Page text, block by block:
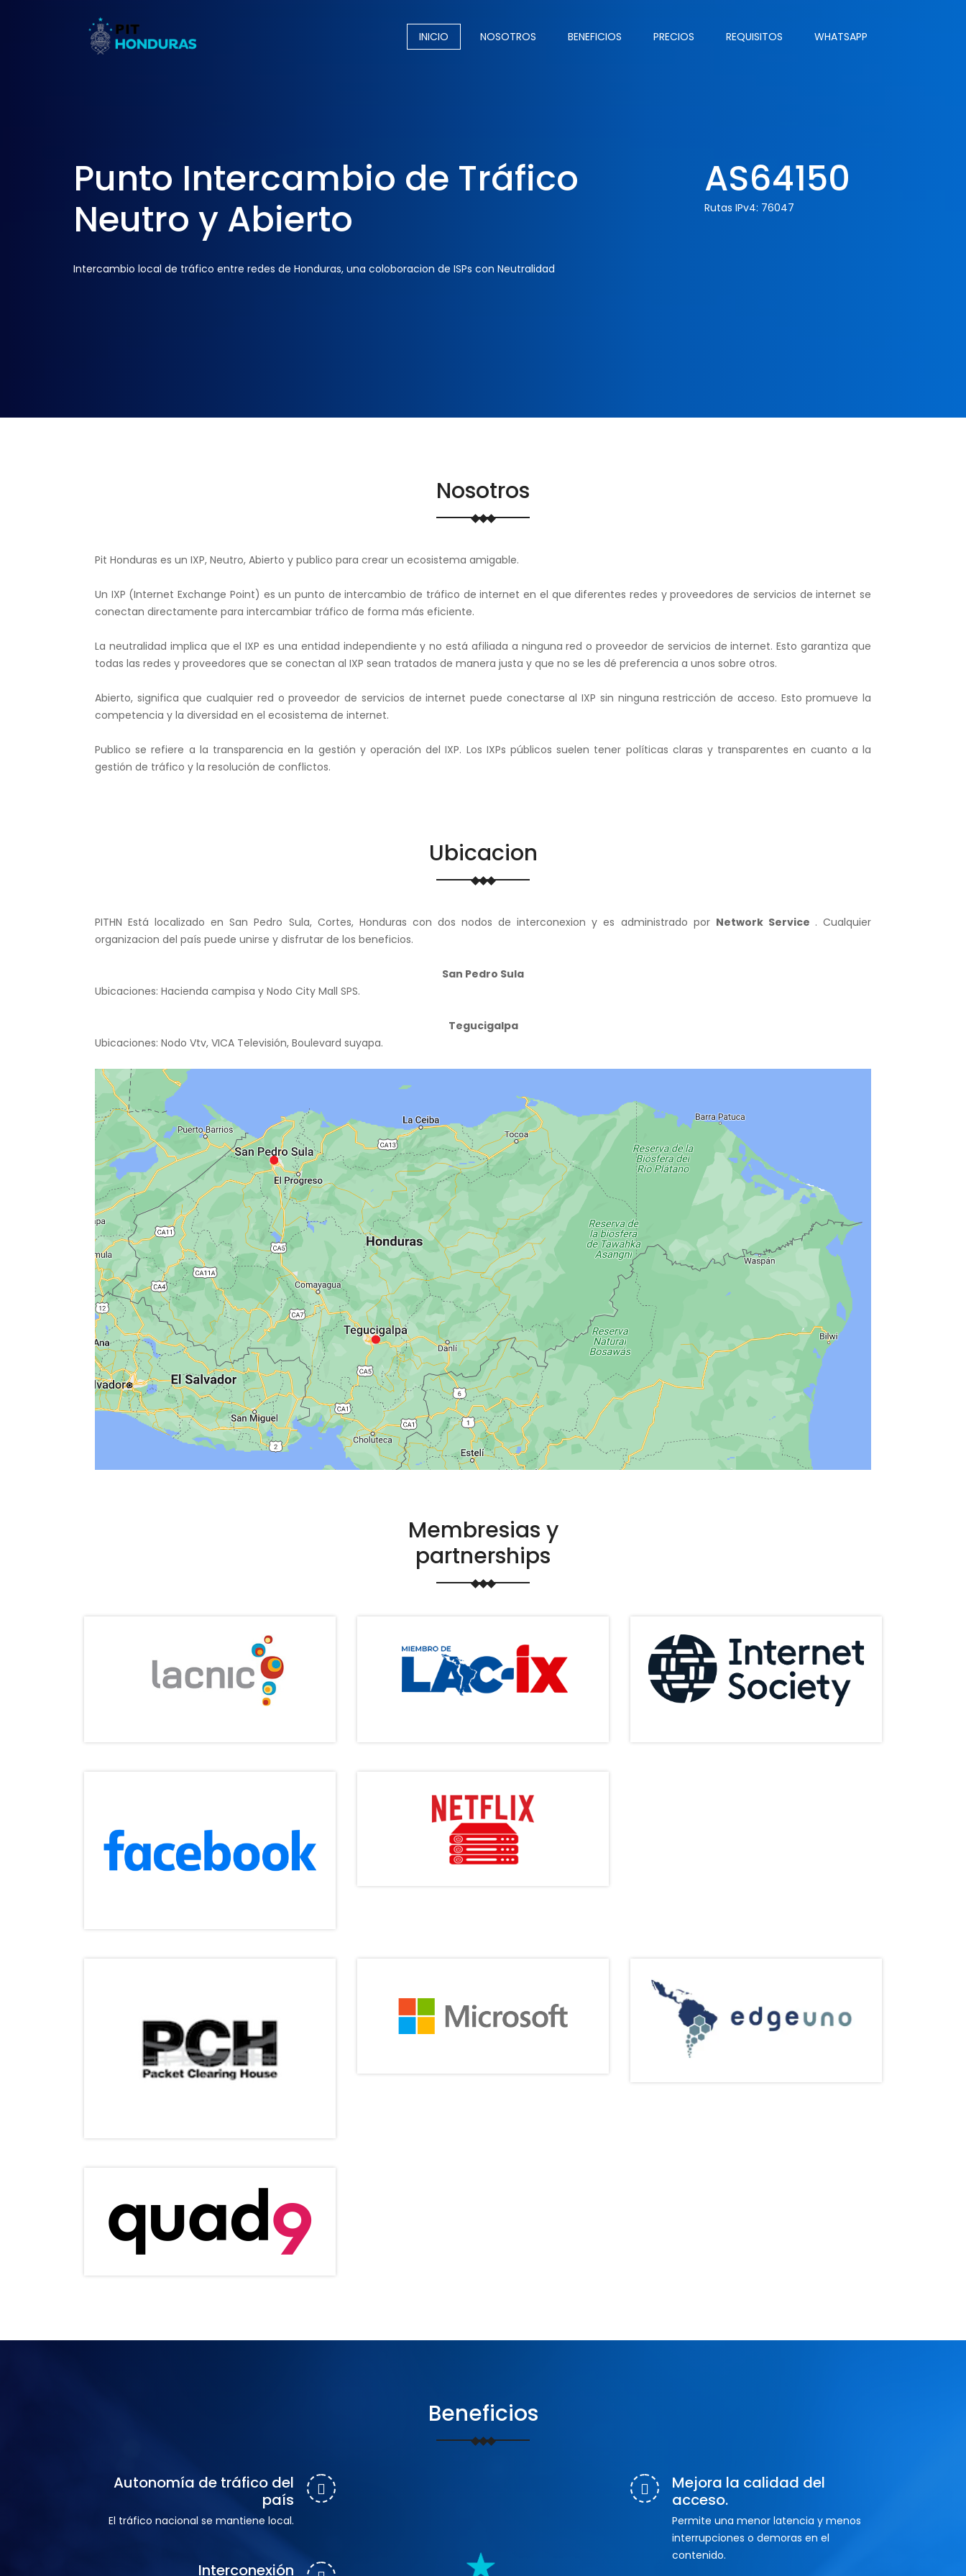
INICIO NOSOTROS BENEFICIOS PRECIOS REQUISITOS WHATSAPP
Punto Intercambio de Tráfico
Neutro y Abierto
Intercambio local de tráfico entre redes de Honduras, una coloboracion de ISPs con Neutralidad
AS64150
Rutas IPv4: 76047
Nosotros
Pit Honduras es un IXP, Neutro, Abierto y publico para crear un ecosistema amigable.
Un IXP (Internet Exchange Point) es un punto de intercambio de tráfico de internet en el que diferentes redes y proveedores de servicios de internet se
conectan directamente para intercambiar tráfico de forma más eficiente.
La neutralidad implica que el IXP es una entidad independiente y no está afiliada a ninguna red o proveedor de servicios de internet. Esto garantiza que
todas las redes y proveedores que se conectan al IXP sean tratados de manera justa y que no se les dé preferencia a unos sobre otros.
Abierto, significa que cualquier red o proveedor de servicios de internet puede conectarse al IXP sin ninguna restricción de acceso. Esto promueve la
competencia y la diversidad en el ecosistema de internet.
Publico se refiere a la transparencia en la gestión y operación del IXP. Los IXPs públicos suelen tener políticas claras y transparentes en cuanto a la
gestión de tráfico y la resolución de conflictos.
Ubicacion
PITHN Está localizado en San Pedro Sula, Cortes, Honduras con dos nodos de interconexion y es administrado por Network Service . Cualquier
organizacion del país puede unirse y disfrutar de los beneficios.
San Pedro Sula
Ubicaciones: Hacienda campisa y Nodo City Mall SPS.
Tegucigalpa
Ubicaciones: Nodo Vtv, VICA Televisión, Boulevard suyapa.
Membresias y
partnerships
Beneficios
Autonomía de tráfico del
país
El tráfico nacional se mantiene local.
Interconexión
Mejora la calidad del
acceso.
Permite una menor latencia y menos
interrupciones o demoras en el
contenido.